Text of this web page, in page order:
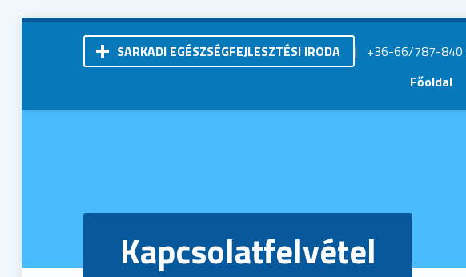
SARKADI EGÉSZSÉGFEJLESZTÉSI IRODA
Kistérségi Járóbeteg-Szakellátó Központ | Sarkad
| +36-66/787-840
Főoldal
Kapcsolatfelvétel